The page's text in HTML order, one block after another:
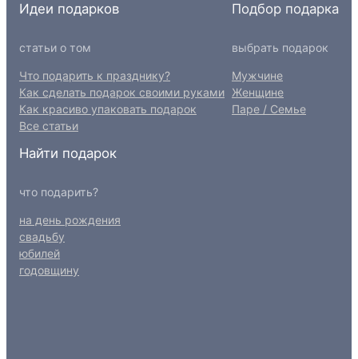
Идеи подарков
статьи о том
Что подарить к празднику?
Как сделать подарок своими руками
Как красиво упаковать подарок
Все статьи
Подбор подарка
выбрать подарок
Мужчине
Женщине
Паре / Семье
Найти подарок
что подарить?
на день рождения
свадьбу
юбилей
годовщину